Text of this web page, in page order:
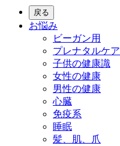
戻る
お悩み
ビーガン用
プレナタルケア
子供の健康識
女性の健康
男性の健康
心臓
免疫系
睡眠
髪、肌、爪